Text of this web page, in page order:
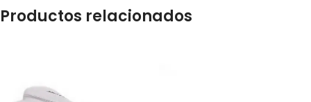
Productos relacionados